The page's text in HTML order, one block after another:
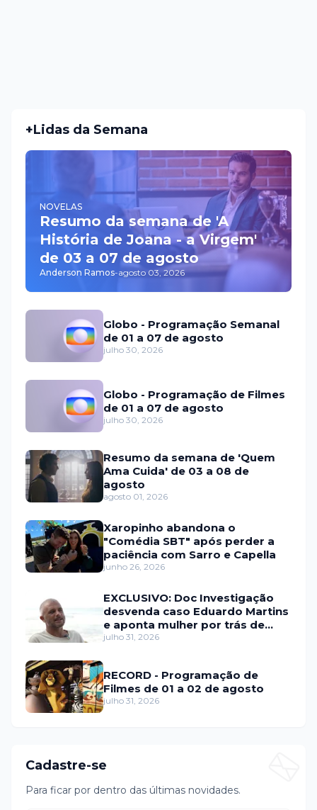
+Lidas da Semana
NOVELAS
Resumo da semana de 'A
História de Joana - a Virgem'
de 03 a 07 de agosto
Anderson Ramos-agosto 03, 2026
Globo - Programação Semanal
de 01 a 07 de agosto
julho 30, 2026
Globo - Programação de Filmes
de 01 a 07 de agosto
julho 30, 2026
Resumo da semana de 'Quem
Ama Cuida' de 03 a 08 de
agosto
agosto 01, 2026
Xaropinho abandona o
"Comédia SBT" após perder a
paciência com Sarro e Capella
junho 26, 2026
EXCLUSIVO: Doc Investigação
desvenda caso Eduardo Martins
e aponta mulher por trás de
fraude internacional
julho 31, 2026
RECORD - Programação de
Filmes de 01 a 02 de agosto
julho 31, 2026
Cadastre-se
Para ficar por dentro das últimas novidades.